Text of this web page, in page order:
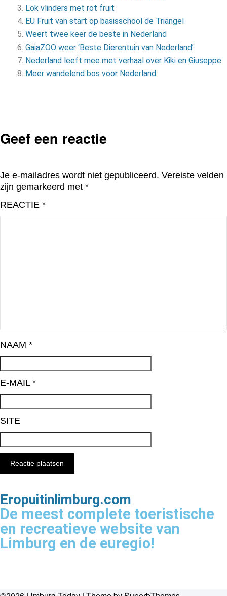
Lok vlinders met rot fruit
EU Fruit van start op basisschool de Triangel
Weert twee keer de beste in Nederland
GaiaZOO weer ‘Beste Dierentuin van Nederland’
Nederland leeft mee met verhaal over Kiki en Giuseppe
Meer wandelend bos voor Nederland
Geef een reactie
Je e-mailadres wordt niet gepubliceerd. Vereiste velden
zijn gemarkeerd met *
REACTIE *
NAAM *
E-MAIL *
SITE
Eropuitinlimburg.com
De meest complete toeristische
en recreatieve website van
Limburg en de euregio!